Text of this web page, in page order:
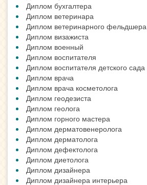
Диплом бухгалтера
Диплом ветеринара
Диплом ветеринарного фельдшера
Диплом визажиста
Диплом военный
Диплом воспитателя
Диплом воспитателя детского сада
Диплом врача
Диплом врача косметолога
Диплом геодезиста
Диплом геолога
Диплом горного мастера
Диплом дерматовенеролога
Диплом дерматолога
Диплом дефектолога
Диплом диетолога
Диплом дизайнера
Диплом дизайнера интерьера